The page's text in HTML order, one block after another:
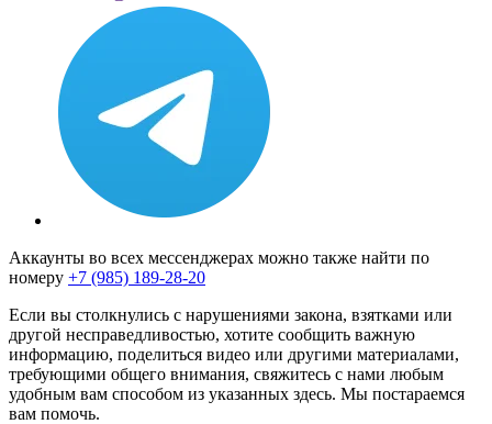
Аккаунты во всех мессенджерах можно также найти по
номеру +7 (985) 189-28-20
Если вы столкнулись с нарушениями закона, взятками или
другой несправедливостью, хотите сообщить важную
информацию, поделиться видео или другими материалами,
требующими общего внимания, свяжитесь с нами любым
удобным вам способом из указанных здесь. Мы постараемся
вам помочь.